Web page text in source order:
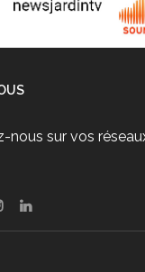
nous sur vos